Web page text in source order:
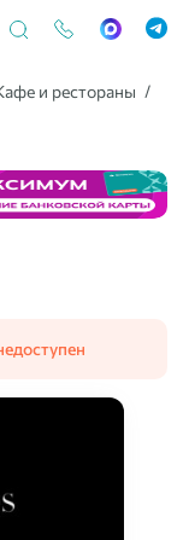
и рестораны